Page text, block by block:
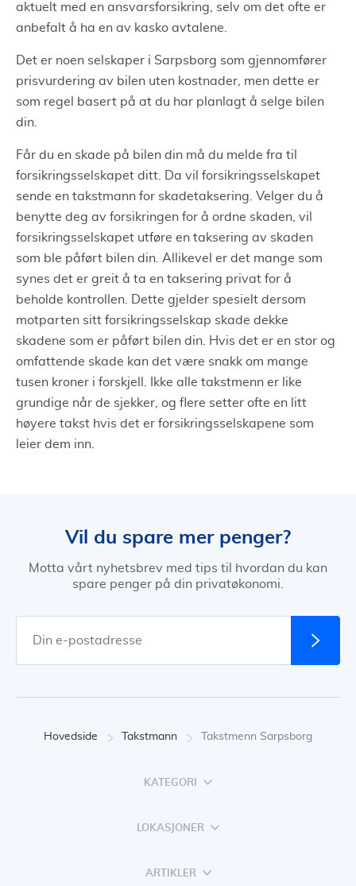
aktuelt med en ansvarsforsikring, selv om det ofte er
anbefalt å ha en av kasko avtalene.
Det er noen selskaper i Sarpsborg som gjennomfører
prisvurdering av bilen uten kostnader, men dette er
som regel basert på at du har planlagt å selge bilen
din.
Får du en skade på bilen din må du melde fra til
forsikringsselskapet ditt. Da vil forsikringsselskapet
sende en takstmann for skadetaksering. Velger du å
benytte deg av forsikringen for å ordne skaden, vil
forsikringsselskapet utføre en taksering av skaden
som ble påført bilen din. Allikevel er det mange som
synes det er greit å ta en taksering privat for å
beholde kontrollen. Dette gjelder spesielt dersom
motparten sitt forsikringsselskap skade dekke
skadene som er påført bilen din. Hvis det er en stor og
omfattende skade kan det være snakk om mange
tusen kroner i forskjell. Ikke alle takstmenn er like
grundige når de sjekker, og flere setter ofte en litt
høyere takst hvis det er forsikringsselskapene som
leier dem inn.
Vil du spare mer penger?
Motta vårt nyhetsbrev med tips til hvordan du kan
spare penger på din privatøkonomi.
Hovedside Takstmann Takstmenn Sarpsborg
KATEGORI
LOKASJONER
ARTIKLER